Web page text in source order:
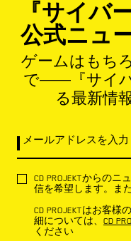
『サイバ
公式ニュ
ゲームはもち
で――『サイバ
る最新情
メールアドレスを入
CD PROJEKTからの
信を希望します。ま
CD PROJEKTはお客
細については、 CD
ください